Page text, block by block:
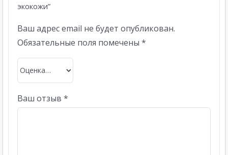
экокожи”
Ваш адрес email не будет опубликован.
Обязательные поля помечены *
Ваш отзыв *